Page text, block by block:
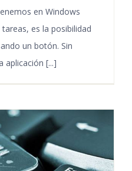
en Windows
es la posibilidad
un botón. Sin
aplicación [...]